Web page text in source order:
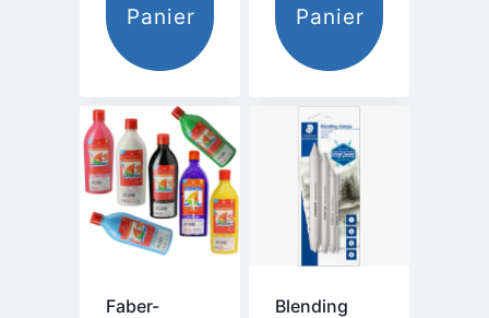
Panier
Panier
Faber-
Blending